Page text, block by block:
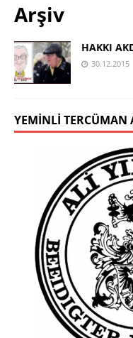
Arşiv
HAKKI
30.12.2015
YEMINLI TERCÜMAN